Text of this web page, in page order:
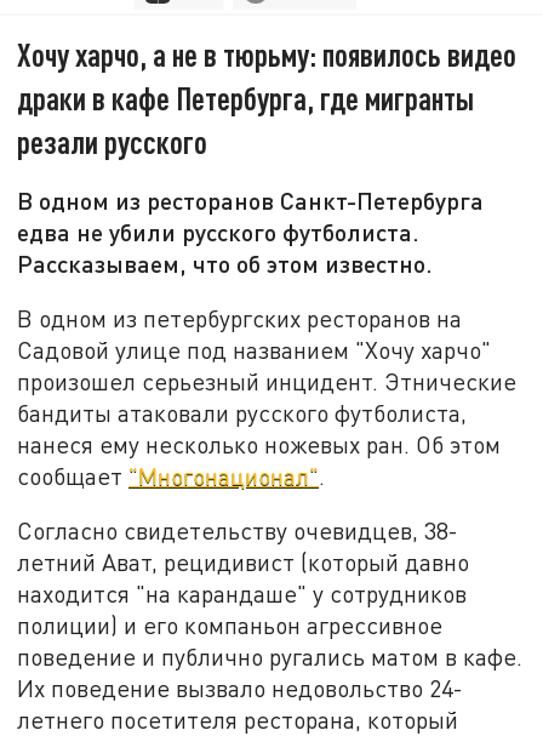
Хочу харчо, а не в тюрьму: появилось видео
драки в кафе Петербурга, где мигранты
резали русского
В одном из ресторанов Санкт-Петербурга
едва не убили русского футболиста.
Рассказываем, что об этом известно.
В одном из петербургских ресторанов на
Садовой улице под названием "Хочу харчо"
произошел серьезный инцидент. Этнические
бандиты атаковали русского футболиста,
нанеся ему несколько ножевых ран. Об этом
сообщает "Многонационал".
Согласно свидетельству очевидцев, 38-
летний Ават, рецидивист (который давно
находится "на карандаше" у сотрудников
полиции) и его компаньон агрессивное
поведение и публично ругались матом в кафе.
Их поведение вызвало недовольство 24-
летнего посетителя ресторана, который